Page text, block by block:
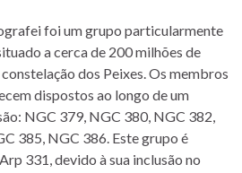
foi um grupo particularmente
a cerca de 200 milhões de
dos Peixes. Os membros
dispostos ao longo de um
NGC 379, NGC 380, NGC 382,
385, NGC 386. Este grupo é
331, devido à sua inclusão no